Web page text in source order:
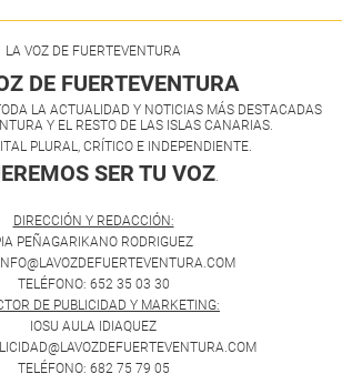
LA VOZ DE FUERTEVENTURA
DE FUERTEVENTURA
LA ACTUALIDAD Y NOTICIAS MÁS DESTACADAS
Y EL RESTO DE LAS ISLAS CANARIAS.
PLURAL, CRÍTICO E INDEPENDIENTE.
SER TU VOZ.
DIRECCIÓN Y REDACCIÓN:
PEÑAGARIKANO RODRIGUEZ
TELÉFONO: 652 35 03 30
DE PUBLICIDAD Y MARKETING:
IOSU AULA IDIAQUEZ
TELÉFONO: 682 75 79 05